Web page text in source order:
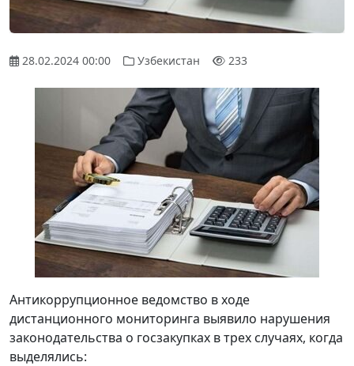
28.02.2024 00:00 Узбекистан 233
Антикоррупционное ведомство в ходе
дистанционного мониторинга выявило нарушения
законодательства о госзакупках в трех случаях, когда
выделялись: